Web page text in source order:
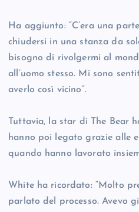
Ha aggiunto: “C’era una
chiudersi in una stanza da
bisogno di rivolgermi al
all’uomo stesso. Mi sono
averlo così vicino”.
Tuttavia, la star di The Bear
hanno poi legato grazie alle
quando hanno lavorato
White ha ricordato: “Molto
parlato del processo. Avevo